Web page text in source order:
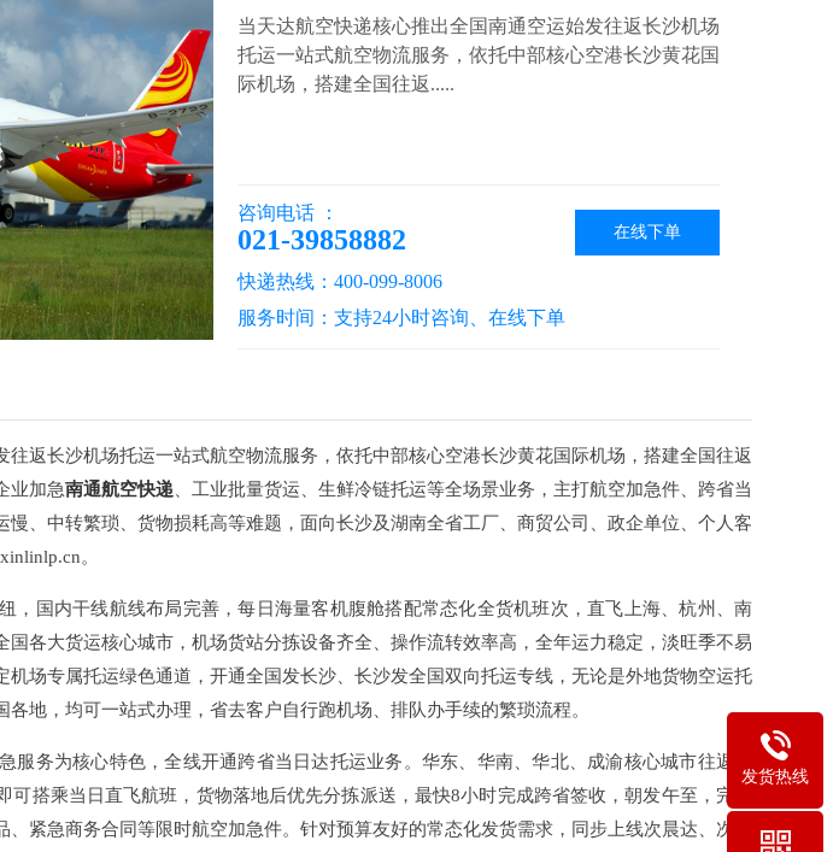
当天达航空快递核心推出全国南通空运始发往返长沙机场
托运一站式航空物流服务，依托中部核心空港长沙黄花国
际机场，搭建全国往返.....
在线下单
咨询电话 ：
021-39858882
快递热线：400-099-8006
服务时间：支持24小时咨询、在线下单
往返长沙机场托运一站式航空物流服务，依托中部核心空港长沙黄花国际机场，搭建全国往返
业加急南通航空快递 、工业批量货运、生鲜冷链托运等全场景业务，主打航空加急件、跨省当
慢、中转繁琐、货物损耗高等难题，面向长沙及湖南全省工厂、商贸公司、政企单位、个人客
。
，国内干线航线布局完善，每日海量客机腹舱搭配常态化全货机班次，直飞上海、杭州、南
各大货运核心城市，机场货站分拣设备齐全、操作流转效率高，全年运力稳定，淡旺季不易
场专属托运绿色通道，开通全国发长沙、长沙发全国双向托运专线，无论是外地货物空运托
地，均可一站式办理，省去客户自行跑机场、排队办手续的繁琐流程。
服务为核心特色，全线开通跨省当日达托运业务。华东、华南、华北、成渝核心城市往返长
搭乘当日直飞航班，货物落地后优先分拣派送，最快8小时完成跨省签收，朝发午至，完美
紧急商务合同等限时航空加急件。针对预算友好的常态化发货需求，同步上线次晨达、次日
发货热线